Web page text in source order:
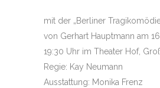
mit der „Berliner
von Gerhart Hauptmann am
19:30 Uhr im Theater Hof,
Regie: Kay Neumann
Ausstattung: Monika Frenz